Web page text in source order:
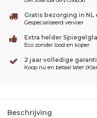
Gratis bezorging in NL
Gespecialiseerd vervoer
Extra helder
Eco zonder lood en koper
2 jaar volledige
Koop nu en betaal later
Beschrijving